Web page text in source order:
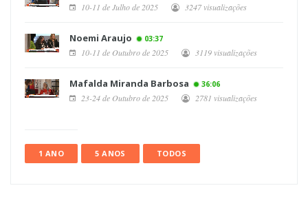
10-11 de Julho de 2025 3247 visualizações
Noemi Araujo 03:37
10-11 de Outubro de 2025 3119 visualizações
Mafalda Miranda Barbosa 36:06
23-24 de Outubro de 2025 2781 visualizações
1 ANO 5 ANOS TODOS